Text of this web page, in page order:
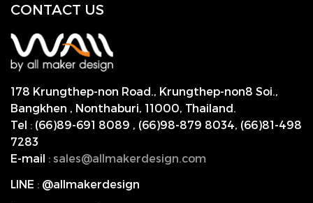
CONTACT US
178 Krungthep-non Road., Krungthep-non8 Soi.,
Bangkhen , Nonthaburi, 11000, Thailand.
Tel : (66)89-691 8089 , (66)98-879 8034, (66)81-498
7283
E-mail : sales@allmakerdesign.com
LINE : @allmakerdesign